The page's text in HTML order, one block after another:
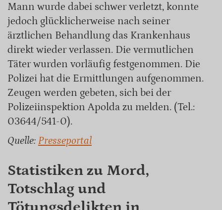
Mann wurde dabei schwer verletzt, konnte
jedoch glücklicherweise nach seiner
ärztlichen Behandlung das Krankenhaus
direkt wieder verlassen. Die vermutlichen
Täter wurden vorläufig festgenommen. Die
Polizei hat die Ermittlungen aufgenommen.
Zeugen werden gebeten, sich bei der
Polizeiinspektion Apolda zu melden. (Tel.:
03644/541-0).
Quelle: Presseportal
Statistiken zu Mord,
Totschlag und